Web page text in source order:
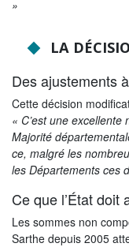
»
LA
Des ajustements
Cette décision
« C’est une
Majorité
ce, malgré les
les Départements ces
Ce que l’État
Les sommes non
Sarthe depuis 2005